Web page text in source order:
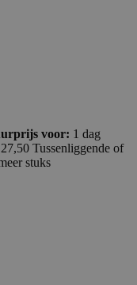
voor: 1 dag
Tussenliggende of
stuks